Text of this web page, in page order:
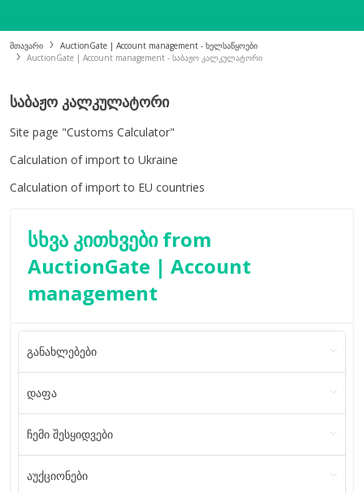
მთავარი
AuctionGate | Account management - ხელსაწყოები
AuctionGate | Account management - საბაჟო კალკულატორი
ᲡᲐᲑᲐᲟᲝ ᲙᲐᲚᲙᲣᲚᲐᲢᲝᲠᲘ
Site page "Customs Calculator"
Calculation of import to Ukraine
Calculation of import to EU countries
სხვა კითხვები from
AuctionGate | Account
management
განახლებები
დაფა
ჩემი შესყიდვები
აუქციონები